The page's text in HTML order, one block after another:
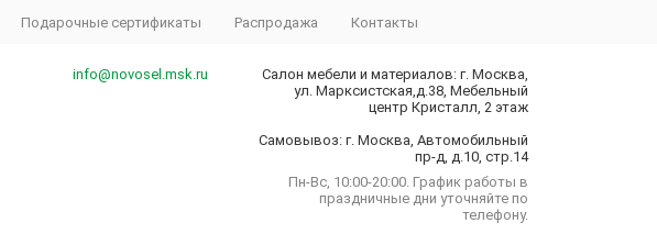
Подарочные сертификаты Распродажа Контакты
info@novosel.msk.ru
Салон мебели и материалов: г. Москва,
ул. Марксистская,д.38, Мебельный
центр Кристалл, 2 этаж
Самовывоз: г. Москва, Автомобильный
пр-д, д.10, стр.14
Пн-Вс, 10:00-20:00. График работы в
праздничные дни уточняйте по
телефону.